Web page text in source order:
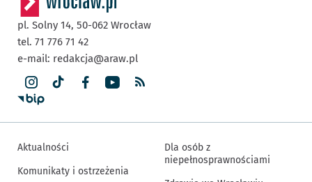
pl. Solny 14, 50-062 Wrocław
tel. 71 776 71 42
e-mail: redakcja@araw.pl
Aktualności
Komunikaty i ostrzeżenia
Dla osób z
niepełnosprawnościami